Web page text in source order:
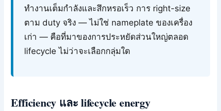
ทำงานเต็มกำลังและสึกหรอเร็ว การ right-size
ตาม duty จริง — ไม่ใช่ nameplate ของเครื่อง
เก่า — คือที่มาของการประหยัดส่วนใหญ่ตลอด
lifecycle ไม่ว่าจะเลือกกลุ่มใด
Efficiency และ lifecycle energy